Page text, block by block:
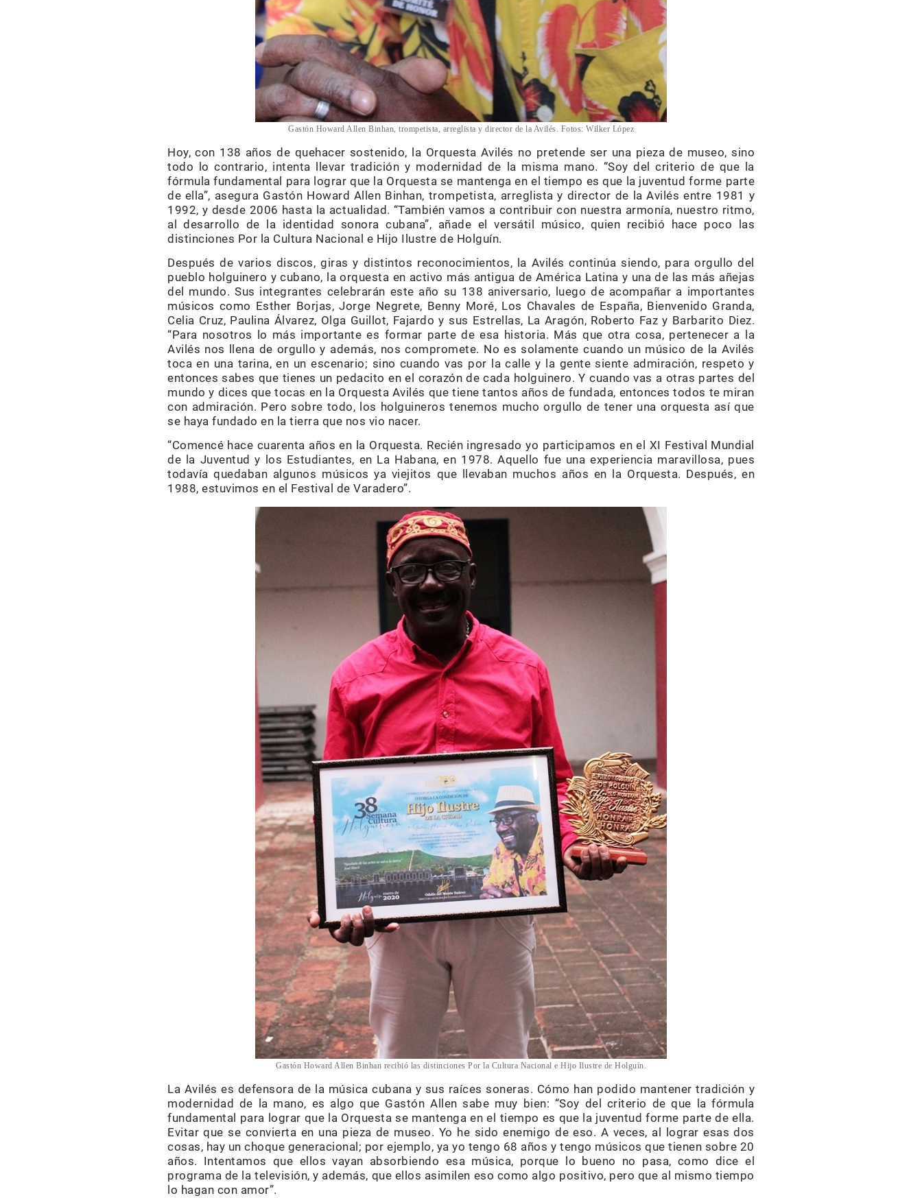
Gastón Howard Allen Binhan, trompetista, arreglista y director de la Avilés. Fotos: Wilker López
Hoy, con 138 años de quehacer sostenido, la Orquesta Avilés no pretende ser una pieza de museo, sino
todo lo contrario, intenta llevar tradición y modernidad de la misma mano. “Soy del criterio de que la
fórmula fundamental para lograr que la Orquesta se mantenga en el tiempo es que la juventud forme parte
de ella”, asegura Gastón Howard Allen Binhan, trompetista, arreglista y director de la Avilés entre 1981 y
1992, y desde 2006 hasta la actualidad. “También vamos a contribuir con nuestra armonía, nuestro ritmo,
al desarrollo de la identidad sonora cubana”, añade el versátil músico, quien recibió hace poco las
distinciones Por la Cultura Nacional e Hijo Ilustre de Holguín.
Después de varios discos, giras y distintos reconocimientos, la Avilés continúa siendo, para orgullo del
pueblo holguinero y cubano, la orquesta en activo más antigua de América Latina y una de las más añejas
del mundo. Sus integrantes celebrarán este año su 138 aniversario, luego de acompañar a importantes
músicos como Esther Borjas, Jorge Negrete, Benny Moré, Los Chavales de España, Bienvenido Granda,
Celia Cruz, Paulina Álvarez, Olga Guillot, Fajardo y sus Estrellas, La Aragón, Roberto Faz y Barbarito Diez.
“Para nosotros lo más importante es formar parte de esa historia. Más que otra cosa, pertenecer a la
Avilés nos llena de orgullo y además, nos compromete. No es solamente cuando un músico de la Avilés
toca en una tarina, en un escenario; sino cuando vas por la calle y la gente siente admiración, respeto y
entonces sabes que tienes un pedacito en el corazón de cada holguinero. Y cuando vas a otras partes del
mundo y dices que tocas en la Orquesta Avilés que tiene tantos años de fundada, entonces todos te miran
con admiración. Pero sobre todo, los holguineros tenemos mucho orgullo de tener una orquesta así que
se haya fundado en la tierra que nos vio nacer.
“Comencé hace cuarenta años en la Orquesta. Recién ingresado yo participamos en el XI Festival Mundial
de la Juventud y los Estudiantes, en La Habana, en 1978. Aquello fue una experiencia maravillosa, pues
todavía quedaban algunos músicos ya viejitos que llevaban muchos años en la Orquesta. Después, en
1988, estuvimos en el Festival de Varadero”.
Gastón Howard Allen Binhan recibió las distinciones Por la Cultura Nacional e Hijo Ilustre de Holguín.
La Avilés es defensora de la música cubana y sus raíces soneras. Cómo han podido mantener tradición y
modernidad de la mano, es algo que Gastón Allen sabe muy bien: “Soy del criterio de que la fórmula
fundamental para lograr que la Orquesta se mantenga en el tiempo es que la juventud forme parte de ella.
Evitar que se convierta en una pieza de museo. Yo he sido enemigo de eso. A veces, al lograr esas dos
cosas, hay un choque generacional; por ejemplo, ya yo tengo 68 años y tengo músicos que tienen sobre 20
años. Intentamos que ellos vayan absorbiendo esa música, porque lo bueno no pasa, como dice el
programa de la televisión, y además, que ellos asimilen eso como algo positivo, pero que al mismo tiempo
lo hagan con amor”.